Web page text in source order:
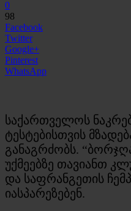
0
98
Facebook
Twitter
Google+
Pinterest
WhatsApp
საქართველოს
ტესტებისთვის
განაგრძობს.
უქმეებზე თავიანთ
და საფრანგეთის
იასპარეზებენ.